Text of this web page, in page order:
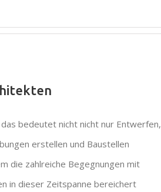
bedeutet nicht nicht nur Entwerfen,
erstellen und Baustellen
die zahlreiche Begegnungen mit
in dieser Zeitspanne bereichert